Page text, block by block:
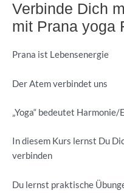
Verbinde Dich
mit Prana yoga
Prana ist Lebensenergie
Der Atem verbindet uns
„Yoga“ bedeutet
In diesem Kurs lernst Du
verbinden
Du lernst praktische